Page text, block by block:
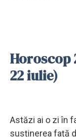
Horoscop
22 iulie)
Astăzi ai o zi în
susținerea față